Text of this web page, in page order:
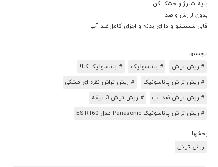
پایه شارژ و خشک کن
بدون لرزش و صدا
قابل شستشو و دارای بدنه و اجزای کامل ضد آب
برچسبها :
# ریش تراش
# پاناسونیک
# پاناسونیک کالا
# ریش تراش پاناسونیک
# ریش تراش نقره ای مشکی
# ریش تراش ضد آب
# ریش تراش 3 تیغه
# ریش تراش پاناسونیک Panasonic مدل ES-RT60
بخشها :
ریش تراش